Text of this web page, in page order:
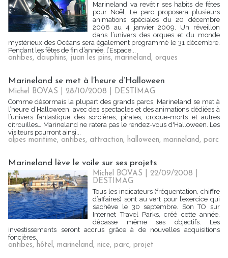
Marineland va revêtir ses habits de fêtes
pour Noël. Le parc proposera plusieurs
animations spéciales du 20 décembre
2008 au 4 janvier 2009. Un réveillon
dans l’univers des orques et du monde
mystérieux des Océans sera également programmé le 31 décembre.
Pendant les fêtes de fin d’année, l’Espace...
antibes, dauphins, juan les pins, marineland, orques
Marineland se met à l’heure d’Halloween
Michel BOVAS | 28/10/2008
DESTIMAG
Comme désormais la plupart des grands parcs, Marineland se met à
l’heure d’Halloween, avec des spectacles et des animations dédiées à
l’univers fantastique des sorcières, pirates, croque-morts et autres
citrouilles… Marineland ne ratera pas le rendez-vous d'Halloween. Les
visiteurs pourront ainsi...
alpes maritime, antibes, attraction, halloween, marineland, parc
Marineland lève le voile sur ses projets
Michel BOVAS | 22/09/2008
DESTIMAG
Tous les indicateurs (fréquentation, chiffre
d’affaires) sont au vert pour l’exercice qui
s’achève le 30 septembre. Son TO sur
Internet Travel Parks, créé cette année,
dépasse même ses objectifs. Les
investissements seront accrus grâce à de nouvelles acquisitions
foncières.
antibes, hôtel, marineland, nice, parc, projet